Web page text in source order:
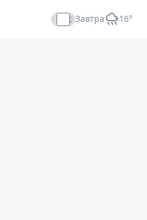
Завтра +16°